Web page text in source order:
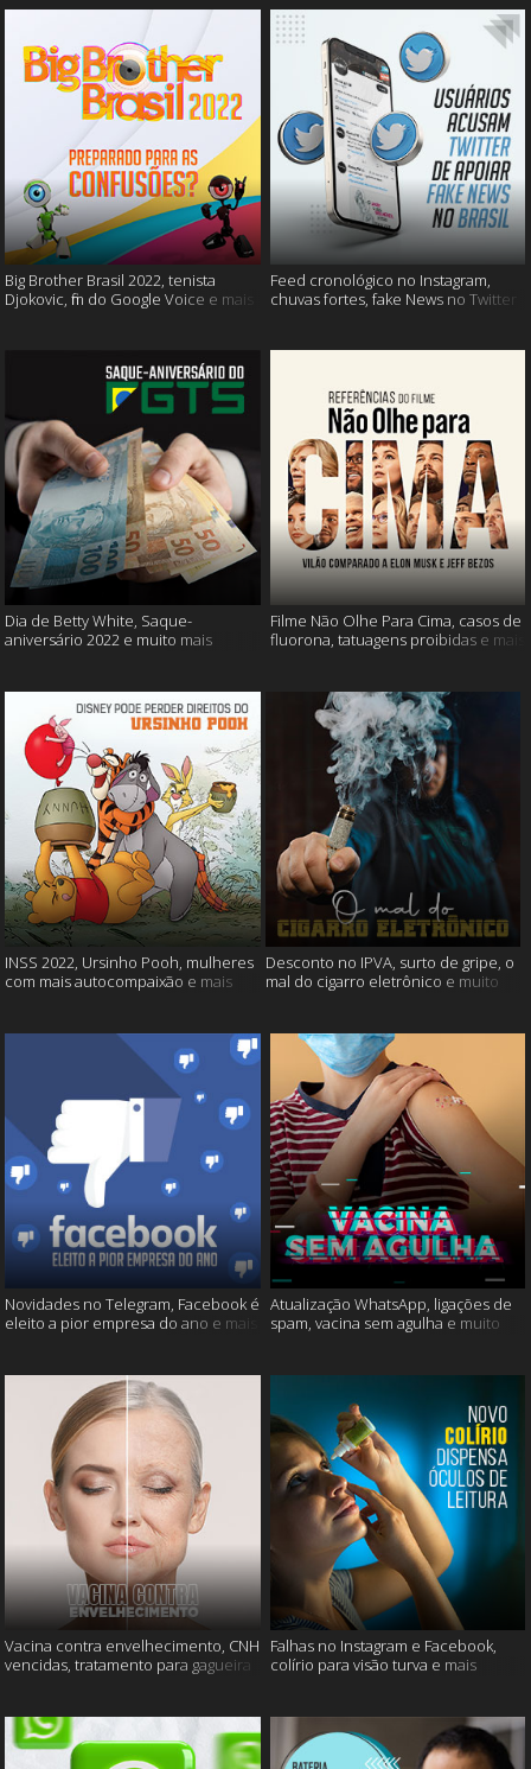
Big Brother Brasil 2022, tenista
Djokovic, fim do Google Voice e mais
Feed cronológico no Instagram,
chuvas fortes, fake News no Twitter
Dia de Betty White, Saque-
aniversário 2022 e muito mais
Filme Não Olhe Para Cima, casos de
fluorona, tatuagens proibidas e mais
INSS 2022, Ursinho Pooh, mulheres
com mais autocompaixão e mais
Desconto no IPVA, surto de gripe, o
mal do cigarro eletrônico e muito
Novidades no Telegram, Facebook é
eleito a pior empresa do ano e mais
Atualização WhatsApp, ligações de
spam, vacina sem agulha e muito
Vacina contra envelhecimento, CNH
vencidas, tratamento para gagueira
Falhas no Instagram e Facebook,
colírio para visão turva e mais